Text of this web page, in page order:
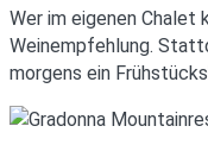
Wer im eigenen Chalet
Weinempfehlung.
morgens ein